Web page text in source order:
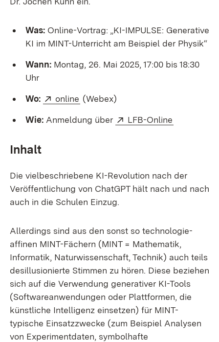
Was: Online-Vortrag: „KI-IMPULSE: Generative
KI im MINT-Unterricht am Beispiel der Physik“
Wann: Montag, 26. Mai 2025, 17:00 bis 18:30
Uhr
Wo: External:
online (Opens in new window)
(Webex)
Wie: Anmeldung über External:
LFB-Online
Inhalt
Die vielbeschriebene KI-Revolution nach der
Veröffentlichung von ChatGPT hält nach und nach
auch in die Schulen Einzug.
Allerdings sind aus den sonst so technologie-
affinen MINT-Fächern (MINT = Mathematik,
Informatik, Naturwissenschaft, Technik) auch teils
desillusionierte Stimmen zu hören. Diese beziehen
sich auf die Verwendung generativer KI-Tools
(Softwareanwendungen oder Plattformen, die
künstliche Intelligenz einsetzen) für MINT-
typische Einsatzzwecke (zum Beispiel Analysen
von Experimentdaten, symbolhafte